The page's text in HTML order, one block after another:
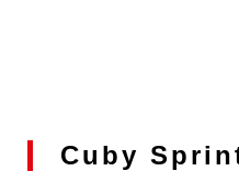
Cuby